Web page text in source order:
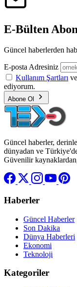
E-Bülten
Güncel haberlerden
E-posta Adresiniz
Kullanım Şartları ve
ediyorum.
Abone Ol
Güncel haberler,
dünyadan ve
Güvenilir
Haberler
Güncel Haberler
Son Dakika
Dünya Haberleri
Ekonomi
Teknoloji
Kategoriler